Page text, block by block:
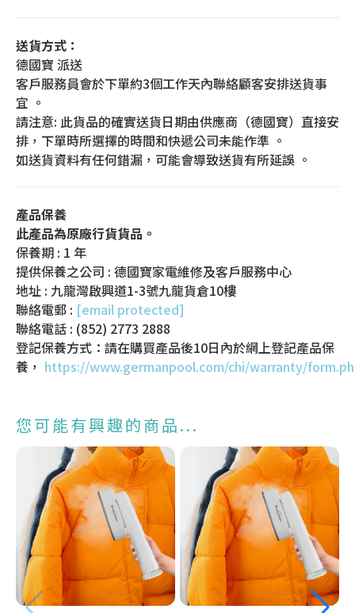
送貨方式：
德國寶 派送
客戶服務員會於下單約3個工作天內聯絡顧客安排送貨事
宜 。
請注意: 此貨品的確實送貨日期由供應商（德國寶）直接安
排，下單時所選擇的時間和快遞公司未能作準 。
如送貨資料有任何錯漏，可能會導致送貨有所延誤 。
產品保養
此產品為原廠行貨貨品。
保養期 : 1 年
提供保養之公司 : 德國寶家電維修及客戶服務中心
地址 : 九龍灣啟興道1-3號九龍貨倉10樓
聯絡電郵 : [email protected]
聯絡電話 : (852) 2773 2888
登記保養方式：請在購買產品後10日內於網上登記產品保
養， https://www.germanpool.com/chi/warranty/
您可能有興趣的商品...